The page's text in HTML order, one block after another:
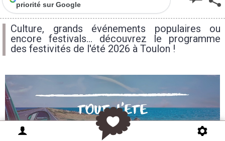
priorité sur Google
Culture, grands événements populaires ou
encore festivals... découvrez le programme
des festivités de l'été 2026 à Toulon !